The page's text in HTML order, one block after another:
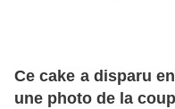
Ce cake a disparu
une photo de la